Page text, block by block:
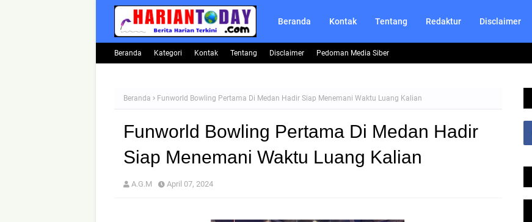
Beranda Kontak Tentang Redaktur Disclaimer
Beranda Kategori Kontak Tentang Disclaimer Pedoman Media Siber
Beranda Funworld Bowling Pertama Di Medan Hadir Siap Menemani Waktu Luang Kalian
Funworld Bowling Pertama Di Medan Hadir
Siap Menemani Waktu Luang Kalian
A.G.M April 07, 2024